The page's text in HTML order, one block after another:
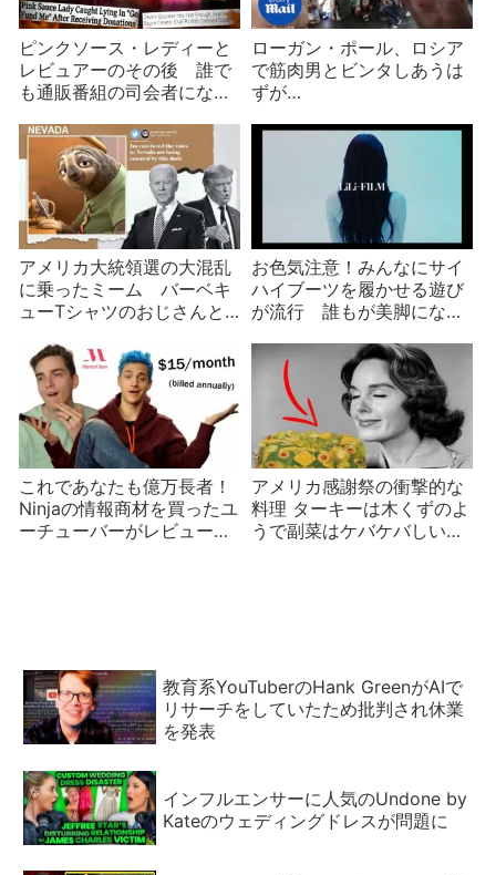
ピンクソース・レディーと
レビュアーのその後 誰で
も通販番組の司会者になる
ローガン・ポール、ロシア
で筋肉男とビンタしあうは
ずが…
アメリカ大統領選の大混乱
に乗ったミーム バーベキ
ューTシャツのおじさんと
お色気注意！みんなにサイ
ハイブーツを履かせる遊び
が流行 誰もが美脚になる
これであなたも億万長者！
Ninjaの情報商材を買ったユ
ーチューバーがレビューし
アメリカ感謝祭の衝撃的な
料理 ターキーは木くずのよ
うで副菜はケバケバしいピ
教育系YouTuberのHank GreenがAIで
リサーチをしていたため批判され休業
を発表
インフルエンサーに人気のUndone by
Kateのウェディングドレスが問題に